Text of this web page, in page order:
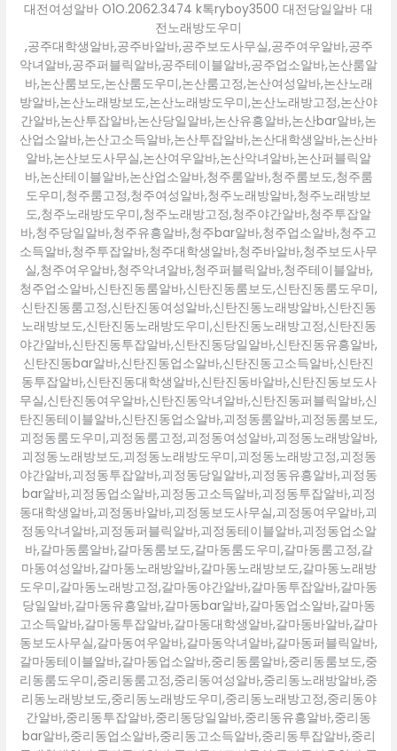
대전여성알바 O1O.2062.3474 k톡ryboy3500 대전당일알바 대
전노래방도우미
,공주대학생알바,공주바알바,공주보도사무실,공주여우알바,공주
악녀알바,공주퍼블릭알바,공주테이블알바,공주업소알바,논산룸알
바,논산룸보도,논산룸도우미,논산룸고정,논산여성알바,논산노래
방알바,논산노래방보도,논산노래방도우미,논산노래방고정,논산야
간알바,논산투잡알바,논산당일알바,논산유흥알바,논산bar알바,논
산업소알바,논산고소득알바,논산투잡알바,논산대학생알바,논산바
알바,논산보도사무실,논산여우알바,논산악녀알바,논산퍼블릭알
바,논산테이블알바,논산업소알바,청주룸알바,청주룸보도,청주룸
도우미,청주룸고정,청주여성알바,청주노래방알바,청주노래방보
도,청주노래방도우미,청주노래방고정,청주야간알바,청주투잡알
바,청주당일알바,청주유흥알바,청주bar알바,청주업소알바,청주고
소득알바,청주투잡알바,청주대학생알바,청주바알바,청주보도사무
실,청주여우알바,청주악녀알바,청주퍼블릭알바,청주테이블알바,
청주업소알바,신탄진동룸알바,신탄진동룸보도,신탄진동룸도우미,
신탄진동룸고정,신탄진동여성알바,신탄진동노래방알바,신탄진동
노래방보도,신탄진동노래방도우미,신탄진동노래방고정,신탄진동
야간알바,신탄진동투잡알바,신탄진동당일알바,신탄진동유흥알바,
신탄진동bar알바,신탄진동업소알바,신탄진동고소득알바,신탄진
동투잡알바,신탄진동대학생알바,신탄진동바알바,신탄진동보도사
무실,신탄진동여우알바,신탄진동악녀알바,신탄진동퍼블릭알바,신
탄진동테이블알바,신탄진동업소알바,괴정동룸알바,괴정동룸보도,
괴정동룸도우미,괴정동룸고정,괴정동여성알바,괴정동노래방알바,
괴정동노래방보도,괴정동노래방도우미,괴정동노래방고정,괴정동
야간알바,괴정동투잡알바,괴정동당일알바,괴정동유흥알바,괴정동
bar알바,괴정동업소알바,괴정동고소득알바,괴정동투잡알바,괴정
동대학생알바,괴정동바알바,괴정동보도사무실,괴정동여우알바,괴
정동악녀알바,괴정동퍼블릭알바,괴정동테이블알바,괴정동업소알
바,갈마동룸알바,갈마동룸보도,갈마동룸도우미,갈마동룸고정,갈
마동여성알바,갈마동노래방알바,갈마동노래방보도,갈마동노래방
도우미,갈마동노래방고정,갈마동야간알바,갈마동투잡알바,갈마동
당일알바,갈마동유흥알바,갈마동bar알바,갈마동업소알바,갈마동
고소득알바,갈마동투잡알바,갈마동대학생알바,갈마동바알바,갈마
동보도사무실,갈마동여우알바,갈마동악녀알바,갈마동퍼블릭알바,
갈마동테이블알바,갈마동업소알바,중리동룸알바,중리동룸보도,중
리동룸도우미,중리동룸고정,중리동여성알바,중리동노래방알바,중
리동노래방보도,중리동노래방도우미,중리동노래방고정,중리동야
간알바,중리동투잡알바,중리동당일알바,중리동유흥알바,중리동
bar알바,중리동업소알바,중리동고소득알바,중리동투잡알바,중리